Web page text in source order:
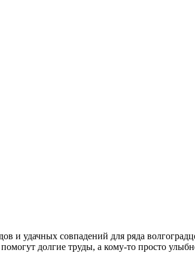
и удачных совпадений для ряда
долгие труды, а кому-то просто